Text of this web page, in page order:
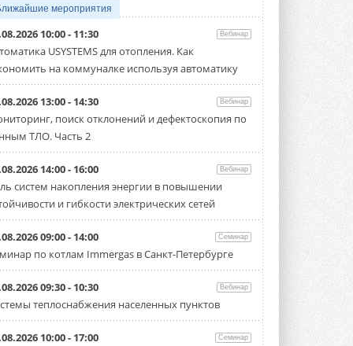
«Датарк» испытал модульный
ЦОД с плотностью 54 кВт на
стойку
Испытания прошли на собственной
производственной площадке и были ...
3 АВГУСТА 2026
Samsung выпускает VRF-
систему DVM на R32
Линейка включает семь типоразмеров
производительностью от 22,4 до 56 кВт.
Суммарная длина трубопроводов ...
«СиСофт Девелопмент» подвел
итоги конкурса студенческих
проектов «ТИМ-лидеры 2026»
Новый сезон конкурса «ТИМ-лидеры»
стартует уже в сентябре 2026 года ...
3 АВГУСТА 2026
«Русклимат» укрепляет
партнёрство за Уралом
Президент Омского землячества в
Москве Михаил Тимошенко посетил
Омск с трёхдневным рабочим визитом ...
мероприятия
10:00 - 11:30 Вебинар
USYSTEMS для отопления. Как
на коммуналке используя автоматику
13:00 - 14:30 Вебинар
поиск отклонений и дефектоскопия по
ТЛО. Часть 2
14:00 - 16:00 Вебинар
систем накопления энергии в повышении
и гибкости электрических сетей
09:00 - 14:00 Семинар
по котлам Immergas в Санкт-Петербурге
09:30 - 10:30 Вебинар
теплоснабжения населенных пунктов
10:00 - 17:00 Семинар